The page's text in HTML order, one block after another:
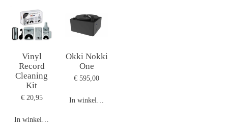
Vinyl
Record
Cleaning
Kit
€ 20,95
In winkelwagen
Okki Nokki
One
€ 595,00
In winkelwagen